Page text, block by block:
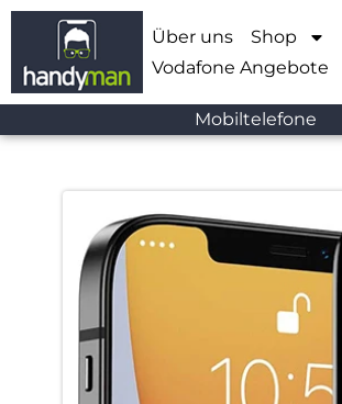
Über uns Shop
Vodafone Angebote
Mobiltelefone